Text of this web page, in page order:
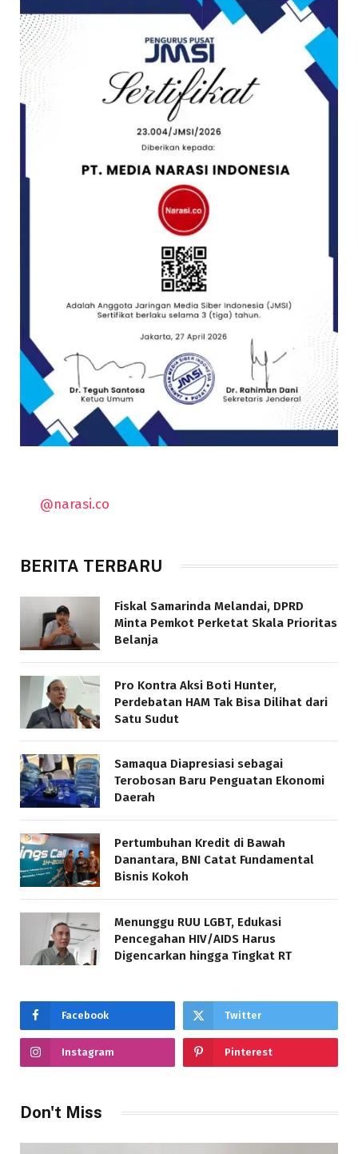
@narasi.co
BERITA TERBARU
Fiskal Samarinda Melandai, DPRD
Minta Pemkot Perketat Skala Prioritas
Belanja
Pro Kontra Aksi Boti Hunter,
Perdebatan HAM Tak Bisa Dilihat dari
Satu Sudut
Samaqua Diapresiasi sebagai
Terobosan Baru Penguatan Ekonomi
Daerah
Pertumbuhan Kredit di Bawah
Danantara, BNI Catat Fundamental
Bisnis Kokoh
Menunggu RUU LGBT, Edukasi
Pencegahan HIV/AIDS Harus
Digencarkan hingga Tingkat RT
Facebook Twitter
Instagram Pinterest
Don't Miss